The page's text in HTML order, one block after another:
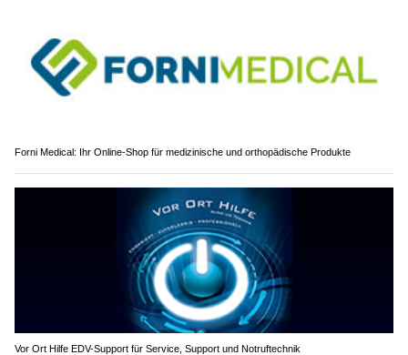
Forni Medical: Ihr Online-Shop für medizinische und orthopädische Produkte
Vor Ort Hilfe EDV-Support für Service, Support und Notruftechnik